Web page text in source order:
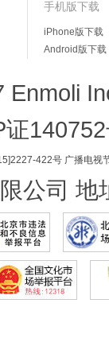
手机版下载
iPhone版下载
Android版下载
Enmoli
证
422号 广播电视
公司